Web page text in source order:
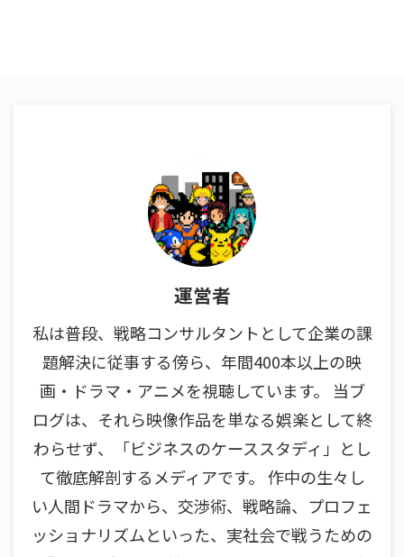
運営者
私は普段、戦略コンサルタントとして企業の課
題解決に従事する傍ら、年間400本以上の映
画・ドラマ・アニメを視聴しています。 当ブ
ログは、それら映像作品を単なる娯楽として終
わらせず、「ビジネスのケーススタディ」とし
て徹底解剖するメディアです。 作中の生々し
い人間ドラマから、交渉術、戦略論、プロフェ
ッショナリズムといった、実社会で戦うための